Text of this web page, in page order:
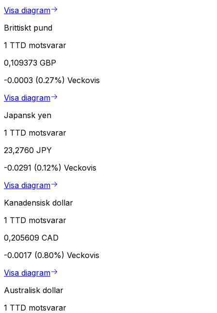
Visa diagram
Brittiskt pund
1 TTD motsvarar
0,109373 GBP
-0.0003 (0.27%) Veckovis
Visa diagram
Japansk yen
1 TTD motsvarar
23,2760 JPY
-0.0291 (0.12%) Veckovis
Visa diagram
Kanadensisk dollar
1 TTD motsvarar
0,205609 CAD
-0.0017 (0.80%) Veckovis
Visa diagram
Australisk dollar
1 TTD motsvarar